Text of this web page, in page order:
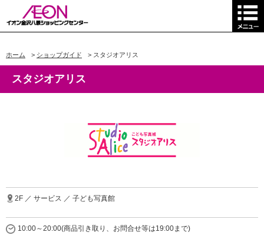
ホーム > ショップガイド > スタジオアリス
スタジオアリス
2F ／ サービス ／ 子ども写真館
10:00～20:00(商品引き取り、お問合せ等は19:00まで)